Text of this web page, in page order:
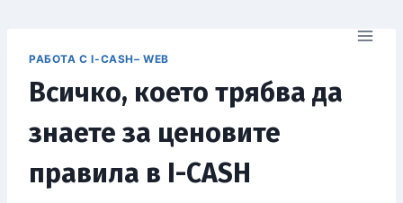
РАБОТА С I-CASH– WEB
Всичко, което трябва да
знаете за ценовите
правила в I-CASH